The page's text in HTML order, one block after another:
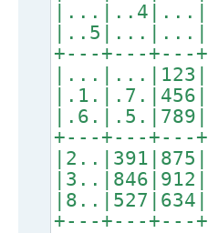
|...|..4|...|
|..5|...|...|
+---+---+---+
|...|...|123|
|.1.|.7.|456|
|.6.|.5.|789|
+---+---+---+
|2..|391|875|
|3..|846|912|
|8..|527|634|
+---+---+---+